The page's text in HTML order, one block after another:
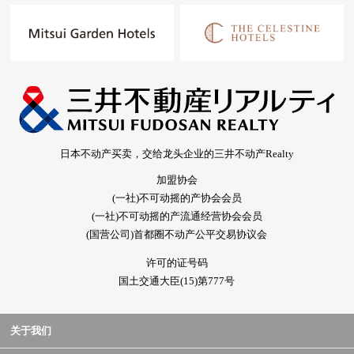
日本不动产买卖，交给龙头企业的三井不动产Realty
加盟协会
(一社)不可动摇的产协会会员
(一社)不可动摇的产流通经营协会会员
(国营公司)首都圈不动产公平交易协议会
许可的证号码
国土交通大臣(15)第777号
关于我们